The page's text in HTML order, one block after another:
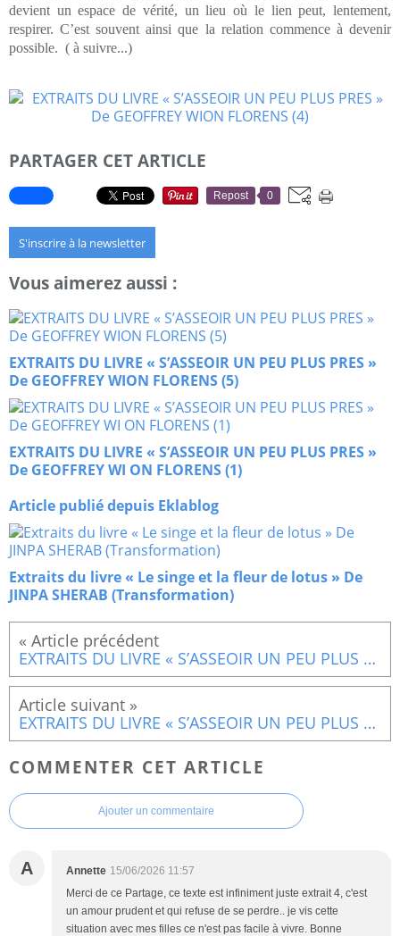
devient un espace de vérité, un lieu où le lien peut, lentement,
respirer. C’est souvent ainsi que la relation commence à devenir
possible. ( à suivre...)
PARTAGER CET ARTICLE
Repost 0
S'inscrire à la newsletter
Vous aimerez aussi :
EXTRAITS DU LIVRE « S’ASSEOIR UN PEU PLUS PRES »
De GEOFFREY WION FLORENS (5)
EXTRAITS DU LIVRE « S’ASSEOIR UN PEU PLUS PRES »
De GEOFFREY WI ON FLORENS (1)
Article publié depuis Eklablog
Extraits du livre « Le singe et la fleur de lotus » De
JINPA SHERAB (Transformation)
EXTRAITS DU LIVRE « S’ASSEOIR UN PEU PLUS PRES » De GEOFFREY WION FLORENS (3)
EXTRAITS DU LIVRE « S’ASSEOIR UN PEU PLUS PRES » De GEOFFREY WION FLORENS (5)
COMMENTER CET ARTICLE
Ajouter un commentaire
A Annette 15/06/2026 11:57
Merci de ce Partage, ce texte est infiniment juste extrait 4, c'est
un amour prudent et qui refuse de se perdre.. je vis cette
situation avec mes filles ce n'est pas facile à vivre. Bonne